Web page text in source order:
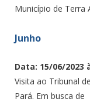
Município de Terra
Junho
Data: 15/06/2023
Visita ao Tribunal
Pará. Em busca de